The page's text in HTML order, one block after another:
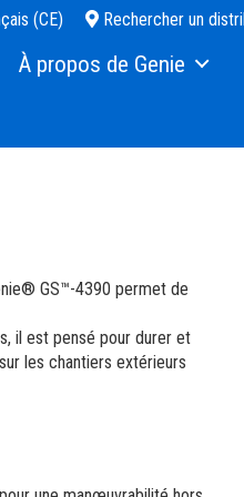
(CE) Rechercher un
À propos de Genie
Carrière
GS™-4390 permet de
il est pensé pour durer et
les chantiers extérieurs